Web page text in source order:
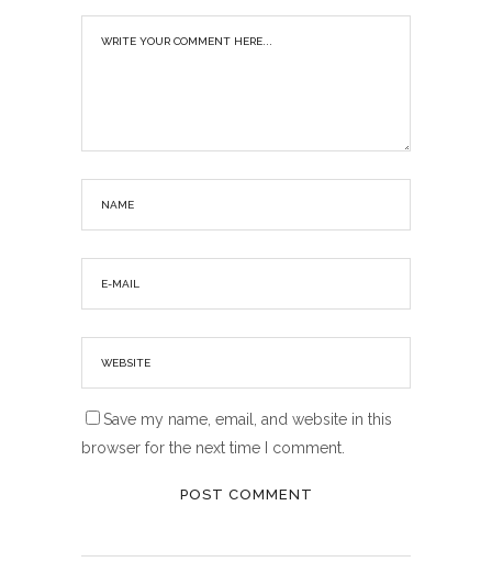
Save my name, email, and website in this
browser for the next time I comment.